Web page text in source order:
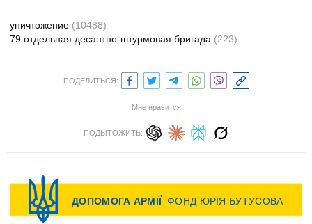
уничтожение (10488)
79 отдельная десантно-штурмовая бригада (223)
ПОДЕЛИТЬСЯ:
Мне нравится
ПОДЫТОЖИТЬ: